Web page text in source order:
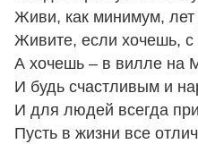
Живи, как минимум, лет
Живите, если хочешь, с
А хочешь – в вилле на
И будь счастливым и
И для людей всегда
Пусть в жизни все